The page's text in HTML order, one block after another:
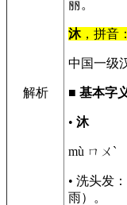
解析
丽。
沐，拼音
中国一级
■ 基本字
• 沐
mù ㄇㄨˋ
• 洗头发
雨）。